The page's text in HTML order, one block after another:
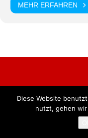
MEHR ERFAHREN
Alle Rechte
Diese Website
nutzt, gehen wir